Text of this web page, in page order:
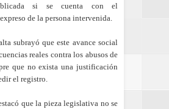
si se cuenta con el
de la persona intervenida.
subrayó que este avance social
reales contra los abusos de
que no exista una justificación
el registro.
que la pieza legislativa no se